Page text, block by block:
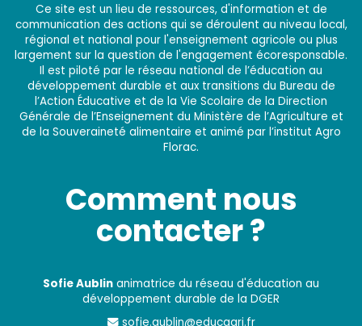
Ce site est un lieu de ressources, d'information et de
communication des actions qui se déroulent au niveau local,
régional et national pour l'enseignement agricole ou plus
largement sur la question de l'engagement écoresponsable.
Il est piloté par le réseau national de l’éducation au
développement durable et aux transitions du Bureau de
l’Action Éducative et de la Vie Scolaire de la Direction
Générale de l’Enseignement du Ministère de l’Agriculture et
de la Souveraineté alimentaire et animé par l’institut Agro
Florac.
Comment nous
contacter ?
Sofie Aublin animatrice du réseau d'éducation au
développement durable de la DGER
sofie.aublin@educagri.fr